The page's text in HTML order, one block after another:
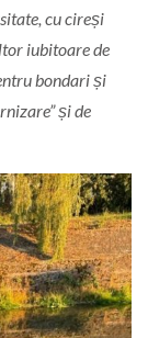
cu cireși
iubitoare de
bondari și
și de